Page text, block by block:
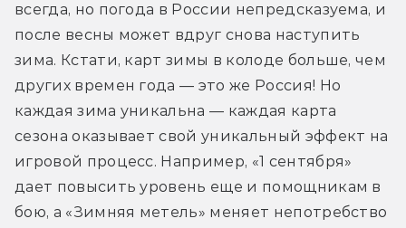
всегда, но погода в России непредсказуема, и
после весны может вдруг снова наступить
зима. Кстати, карт зимы в колоде больше, чем
других времен года — это же Россия! Но
каждая зима уникальна — каждая карта
сезона оказывает свой уникальный эффект на
игровой процесс. Например, «1 сентября»
дает повысить уровень еще и помощникам в
бою, а «Зимняя метель» меняет непотребство